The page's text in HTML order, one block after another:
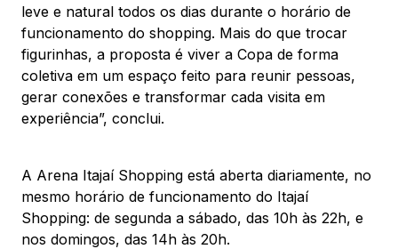
leve e natural todos os dias durante o horário de
funcionamento do shopping. Mais do que trocar
figurinhas, a proposta é viver a Copa de forma
coletiva em um espaço feito para reunir pessoas,
gerar conexões e transformar cada visita em
experiência”, conclui.
A Arena Itajaí Shopping está aberta diariamente, no
mesmo horário de funcionamento do Itajaí
Shopping: de segunda a sábado, das 10h às 22h, e
nos domingos, das 14h às 20h.